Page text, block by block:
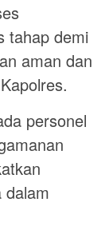
tahap demi
aman dan
personel
dalam